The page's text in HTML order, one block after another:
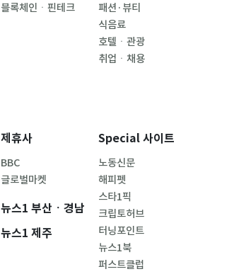
블록체인ㆍ핀테크
패션·뷰티
식음료
호텔ㆍ관광
취업ㆍ채용
제휴사
BBC
글로벌마켓
뉴스1 부산ㆍ경남
뉴스1 제주
Special 사이트
노동신문
해피펫
스타1픽
크립토허브
터닝포인트
뉴스1북
퍼스트클럽